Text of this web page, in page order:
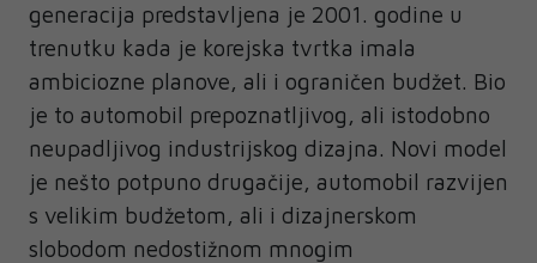
generacija predstavljena je 2001. godine u
trenutku kada je korejska tvrtka imala
ambiciozne planove, ali i ograničen budžet. Bio
je to automobil prepoznatljivog, ali istodobno
neupadljivog industrijskog dizajna. Novi model
je nešto potpuno drugačije, automobil razvijen
s velikim budžetom, ali i dizajnerskom
slobodom nedostižnom mnogim